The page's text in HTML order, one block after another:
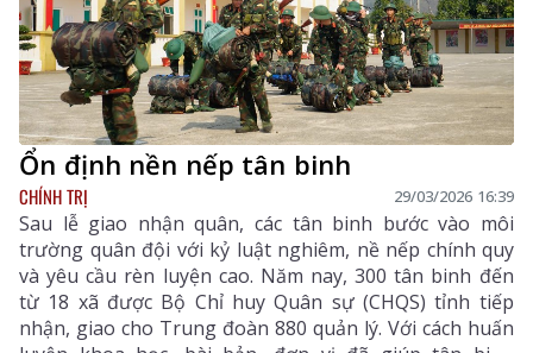
Ổn định nền nếp tân binh
CHÍNH TRỊ 29/03/2026 16:39
Sau lễ giao nhận quân, các tân binh bước vào môi
trường quân đội với kỷ luật nghiêm, nề nếp chính quy
và yêu cầu rèn luyện cao. Năm nay, 300 tân binh đến
từ 18 xã được Bộ Chỉ huy Quân sự (CHQS) tỉnh tiếp
nhận, giao cho Trung đoàn 880 quản lý. Với cách huấn